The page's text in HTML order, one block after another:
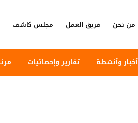
من نحن فريق العمل مجلس كاشف
أخبار وأنشطة تقارير وإحصائيات